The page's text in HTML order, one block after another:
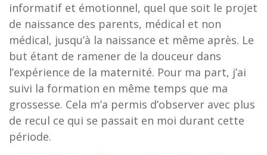
informatif et émotionnel, quel que soit le projet
de naissance des parents, médical et non
médical, jusqu’à la naissance et même après. Le
but étant de ramener de la douceur dans
l’expérience de la maternité. Pour ma part, j’ai
suivi la formation en même temps que ma
grossesse. Cela m’a permis d’observer avec plus
de recul ce qui se passait en moi durant cette
période.